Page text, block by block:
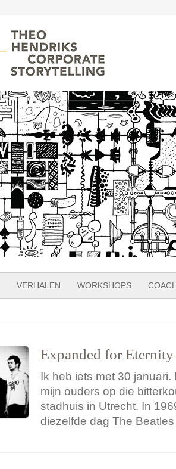
VERHALEN WORKSHOPS
Expanded for Eternity
Ik heb iets met 30
mijn ouders op die
stadhuis in Utrecht. In
diezelfde dag The